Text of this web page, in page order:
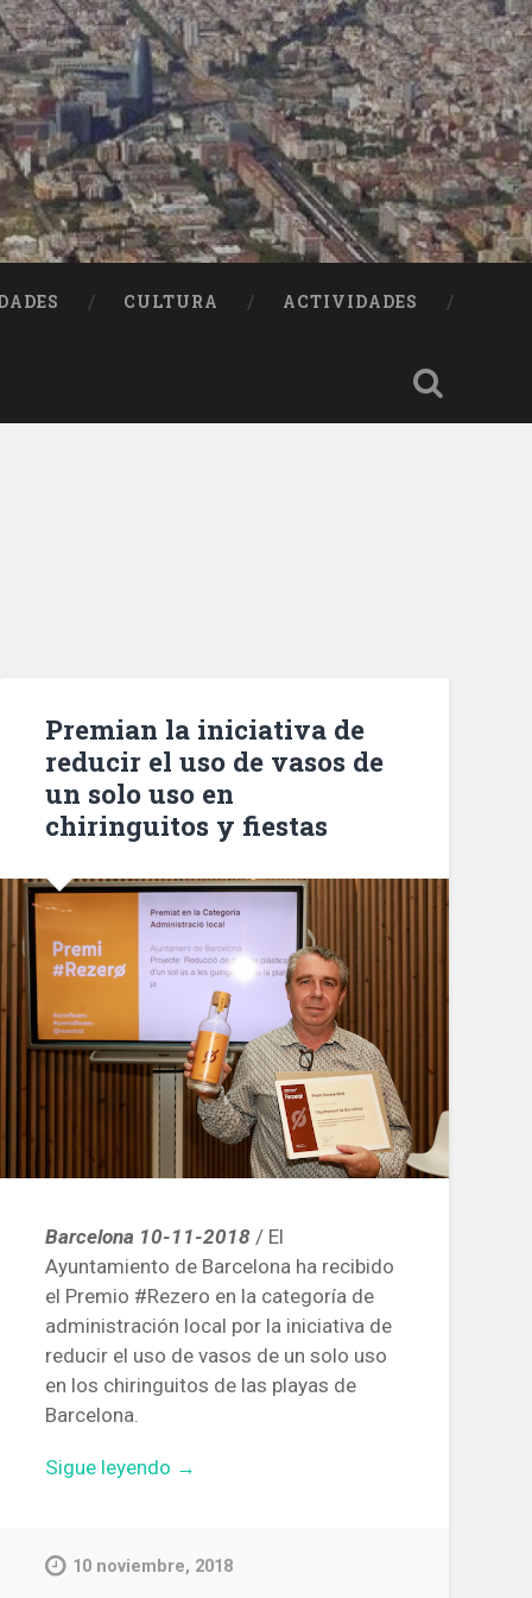
CULTURA ACTIVIDADES
Premian la iniciativa de
reducir el uso de vasos de
un solo uso en
chiringuitos y fiestas
Barcelona 10-11-2018 / El
Ayuntamiento de Barcelona ha recibido
el Premio #Rezero en la categoría de
administración local por la iniciativa de
reducir el uso de vasos de un solo uso
en los chiringuitos de las playas de
Barcelona.
Sigue leyendo «Premian
de
→
10 noviembre, 2018